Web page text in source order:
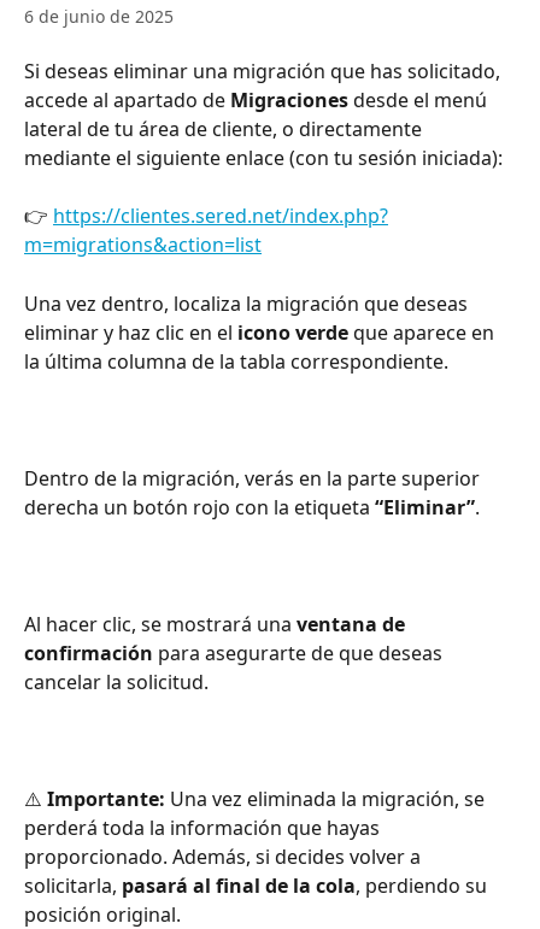
6 de junio de 2025
Si deseas eliminar una migración que has solicitado,
accede al apartado de Migraciones desde el menú
lateral de tu área de cliente, o directamente
mediante el siguiente enlace (con tu sesión iniciada):
👉 https://clientes.sered.net/index.php?
m=migrations&action=list
Una vez dentro, localiza la migración que deseas
eliminar y haz clic en el icono verde que aparece en
la última columna de la tabla correspondiente.
Dentro de la migración, verás en la parte superior
derecha un botón rojo con la etiqueta “Eliminar”.
Al hacer clic, se mostrará una ventana de
confirmación para asegurarte de que deseas
cancelar la solicitud.
⚠️ Importante: Una vez eliminada la migración, se
perderá toda la información que hayas
proporcionado. Además, si decides volver a
solicitarla, pasará al final de la cola, perdiendo su
posición original.